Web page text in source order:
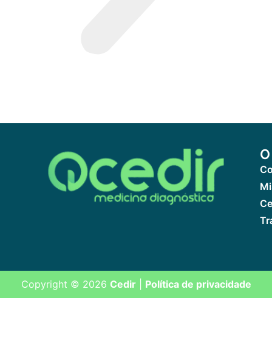
Copyright © 2026 Cedir| Política de privacidade